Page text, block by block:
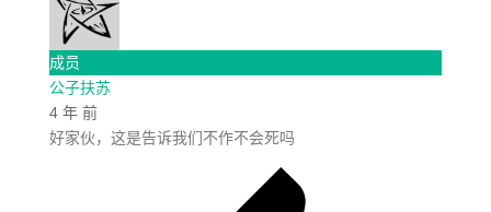
成员
公子扶苏
4 年 前
好家伙，这是告诉我们不作不会死吗